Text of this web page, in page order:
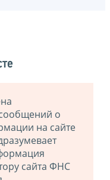
о
на сайте
сайта ФНС